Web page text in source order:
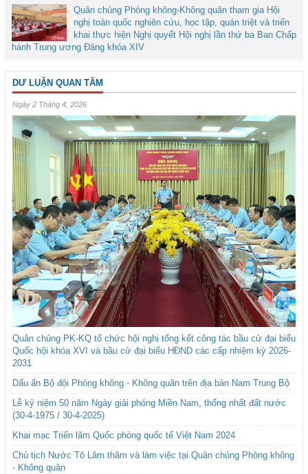
Quân chủng Phòng không-Không quân tham gia Hội
nghị toàn quốc nghiên cứu, học tập, quán triệt và triển
khai thực hiện Nghị quyết Hội nghị lần thứ ba Ban Chấp
hành Trung ương Đảng khóa XIV
DƯ LUẬN QUAN TÂM
Ngày 2 Tháng 4, 2026
Quân chủng PK-KQ tổ chức hội nghị tổng kết công tác bầu cử đại biểu
Quốc hội khóa XVI và bầu cử đại biểu HĐND các cấp nhiệm kỳ 2026-
2031
Dấu ấn Bộ đội Phòng không - Không quân trên địa bàn Nam Trung Bộ
Lễ kỷ niệm 50 năm Ngày giải phóng Miền Nam, thống nhất đất nước
(30-4-1975 / 30-4-2025)
Khai mạc Triển lãm Quốc phòng quốc tế Việt Nam 2024
Chủ tịch Nước Tô Lâm thăm và làm việc tại Quân chủng Phòng không
- Không quân